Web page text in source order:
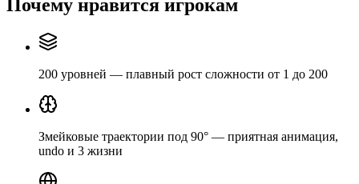
Почему нравится игрокам
200 уровней — плавный рост сложности от 1 до 200
Змейковые траектории под 90° — приятная анимация,
undo и 3 жизни